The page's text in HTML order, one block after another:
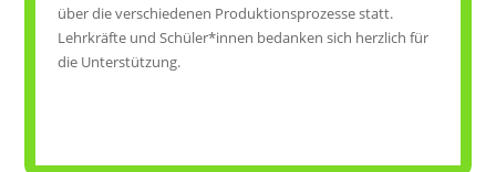
über die verschiedenen Produktionsprozesse statt.
Lehrkräfte und Schüler*innen bedanken sich herzlich für
die Unterstützung.